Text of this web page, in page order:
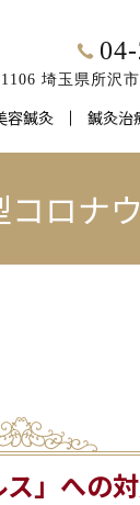
埼玉県所沢
容鍼灸 鍼灸治
コロナ
ス」への